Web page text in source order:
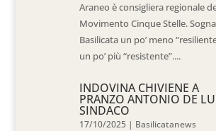
Araneo è consigliera regionale
Movimento Cinque Stelle.
Basilicata un po’ meno
un po’ più “resistente”....
INDOVINA CHIVIENE A
PRANZO ANTONIO DE
SINDACO
17/10/2025 | Basilicatanews